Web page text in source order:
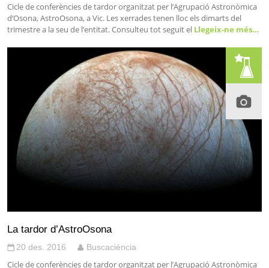
Cicle de conferències de tardor organitzat per l’Agrupació Astronòmica
d’Osona, AstroOsona, a Vic. Les xerrades tenen lloc els dimarts del
trimestre a la seu de l’entitat. Consulteu tot seguit el Llegeix-ne més…
La tardor d’AstroOsona
20 des. 2016 Buscaciència
Cicle de conferències de tardor organitzat per l’Agrupació Astronòmica